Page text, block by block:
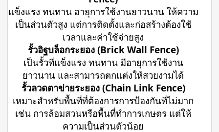
แข็งแรง ทนทาน อายุการใช้งานยาวนาน ให้ความ
เป็นส่วนตัวสูง แต่การติดตั้งและก่อสร้างต้องใช้
เวลาและค่าใช้จ่ายสูง
รั้วอิฐบล็อกระยอง (Brick Wall Fence)
เป็นรั้วที่แข็งแรง ทนทาน มีอายุการใช้งาน
ยาวนาน และสามารถตกแต่งให้สวยงามได้
รั้วลวดตาข่ายระยอง (Chain Link Fence)
เหมาะสำหรับพื้นที่ที่ต้องการการป้องกันที่ไม่มาก
เช่น การล้อมสวนหรือพื้นที่ทำการเกษตร แต่ให้
ความเป็นส่วนตัวน้อย